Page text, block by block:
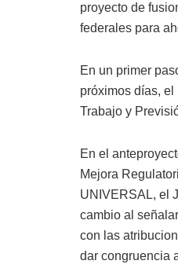
proyecto de
federales para
En un primer
próximos días,
Trabajo y
En el
Mejora
UNIVERSAL, el
cambio al
con las
dar congruencia